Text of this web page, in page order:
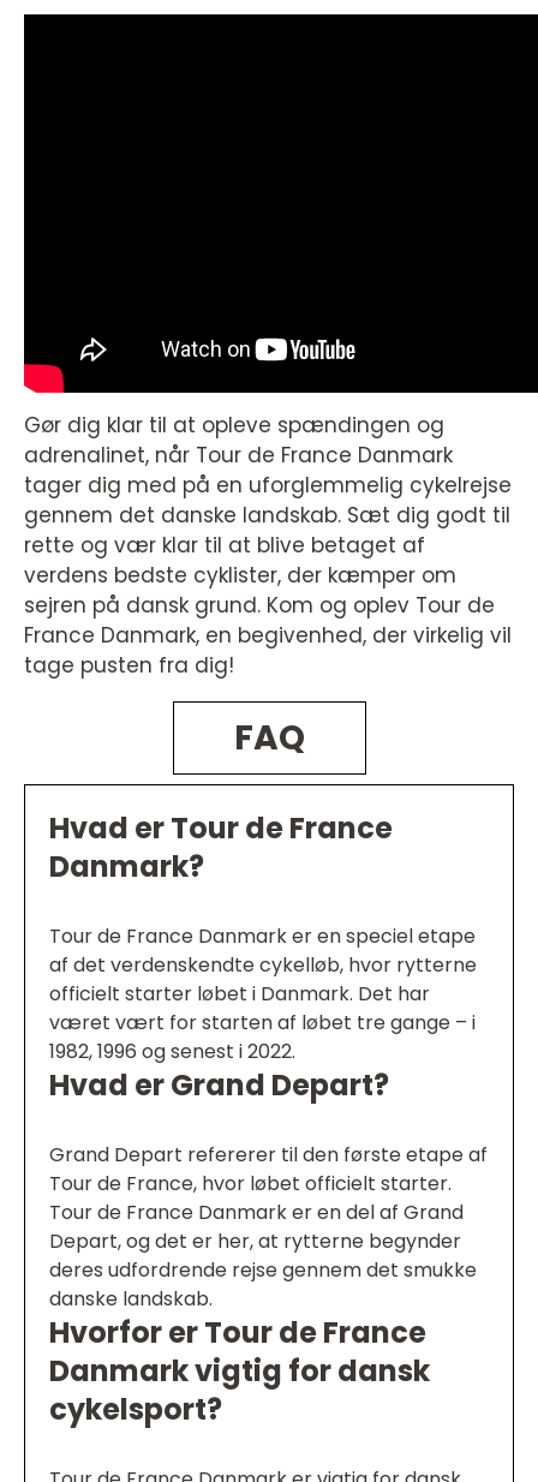
Gør dig klar til at opleve spændingen og
adrenalinet, når Tour de France Danmark
tager dig med på en uforglemmelig cykelrejse
gennem det danske landskab. Sæt dig godt til
rette og vær klar til at blive betaget af
verdens bedste cyklister, der kæmper om
sejren på dansk grund. Kom og oplev Tour de
France Danmark, en begivenhed, der virkelig vil
tage pusten fra dig!
FAQ
Hvad er Tour de France
Danmark?
Tour de France Danmark er en speciel etape
af det verdenskendte cykelløb, hvor rytterne
officielt starter løbet i Danmark. Det har
været vært for starten af løbet tre gange – i
1982, 1996 og senest i 2022.
Hvad er Grand Depart?
Grand Depart refererer til den første etape af
Tour de France, hvor løbet officielt starter.
Tour de France Danmark er en del af Grand
Depart, og det er her, at rytterne begynder
deres udfordrende rejse gennem det smukke
danske landskab.
Hvorfor er Tour de France
Danmark vigtig for dansk
cykelsport?